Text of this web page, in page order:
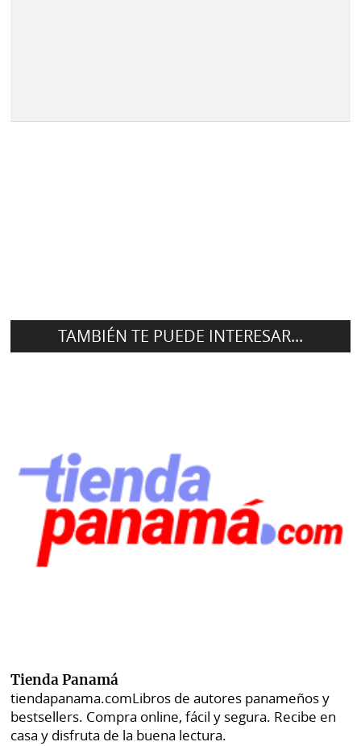
TAMBIÉN TE PUEDE INTERESAR...
Tienda Panamá
tiendapanama.comLibros de autores panameños y
bestsellers. Compra online, fácil y segura. Recibe en
casa y disfruta de la buena lectura.